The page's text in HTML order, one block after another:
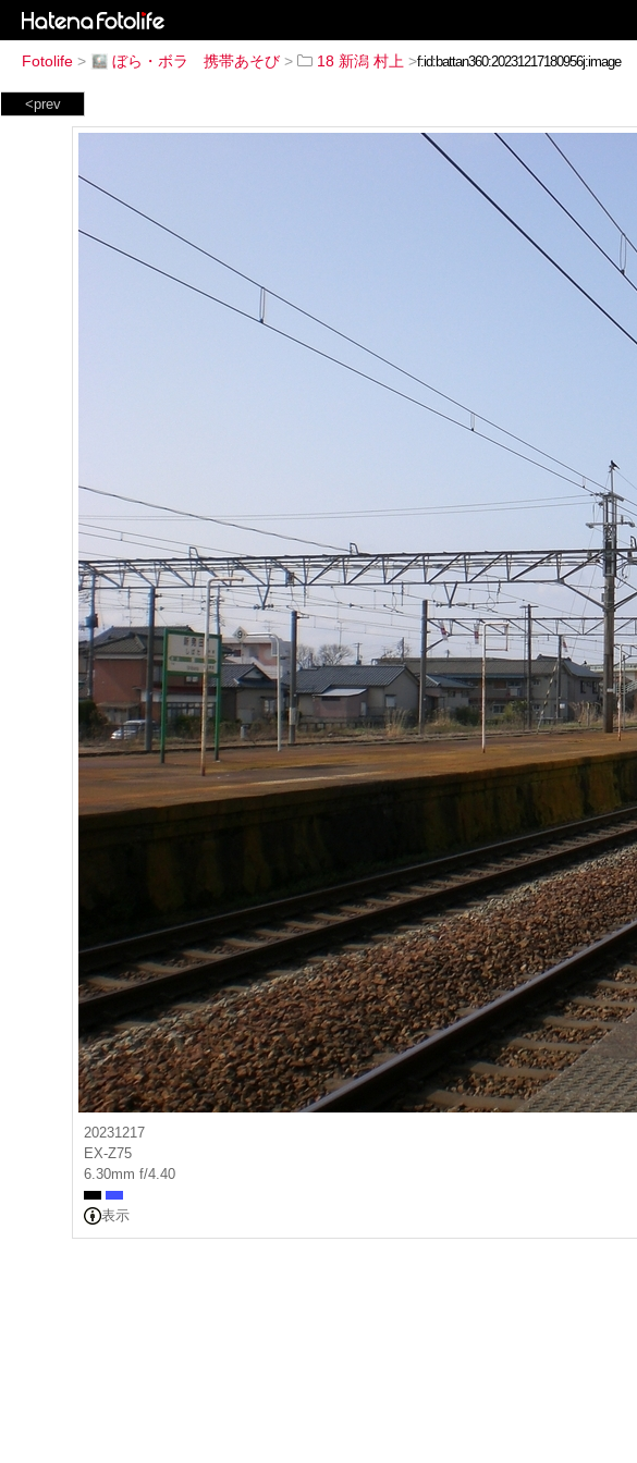
Fotolife > ぼら・ボラ 携帯あそび > 18 新潟 村上 >
<prev
20231217
EX-Z75
6.30mm f/4.40
表示